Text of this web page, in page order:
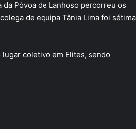
da Póvoa de Lanhoso percorreu os
de equipa Tânia Lima foi sétima
coletivo em Elites, sendo